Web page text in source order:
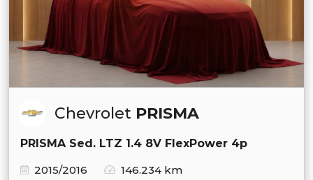
Chevrolet PRISMA
PRISMA Sed. LTZ 1.4 8V FlexPower 4p
2015/2016
146.234 km